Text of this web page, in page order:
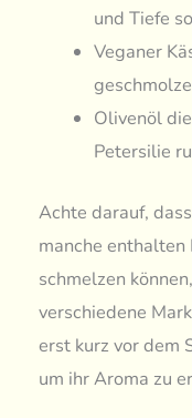
und Tiefe
Veganer
Olivenöl
Petersilie
Achte darauf,
manche
schmelzen
verschiedene
erst kurz vor dem
um ihr Aroma zu